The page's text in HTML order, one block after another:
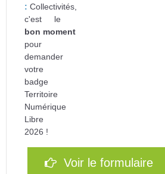
: Collectivités,
c'est le
bon moment
pour
demander
votre
badge
Territoire
Numérique
Libre
2026 !
Voir le formulaire